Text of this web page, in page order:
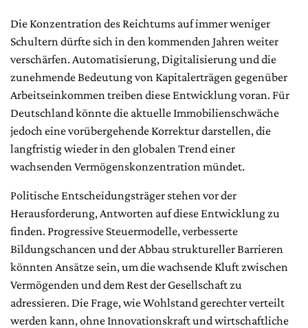
Die Konzentration des Reichtums auf immer weniger
Schultern dürfte sich in den kommenden Jahren weiter
verschärfen. Automatisierung, Digitalisierung und die
zunehmende Bedeutung von Kapitalerträgen gegenüber
Arbeitseinkommen treiben diese Entwicklung voran. Für
Deutschland könnte die aktuelle Immobilienschwäche
jedoch eine vorübergehende Korrektur darstellen, die
langfristig wieder in den globalen Trend einer
wachsenden Vermögenskonzentration mündet.
Politische Entscheidungsträger stehen vor der
Herausforderung, Antworten auf diese Entwicklung zu
finden. Progressive Steuermodelle, verbesserte
Bildungschancen und der Abbau struktureller Barrieren
könnten Ansätze sein, um die wachsende Kluft zwischen
Vermögenden und dem Rest der Gesellschaft zu
adressieren. Die Frage, wie Wohlstand gerechter verteilt
werden kann, ohne Innovationskraft und wirtschaftliche